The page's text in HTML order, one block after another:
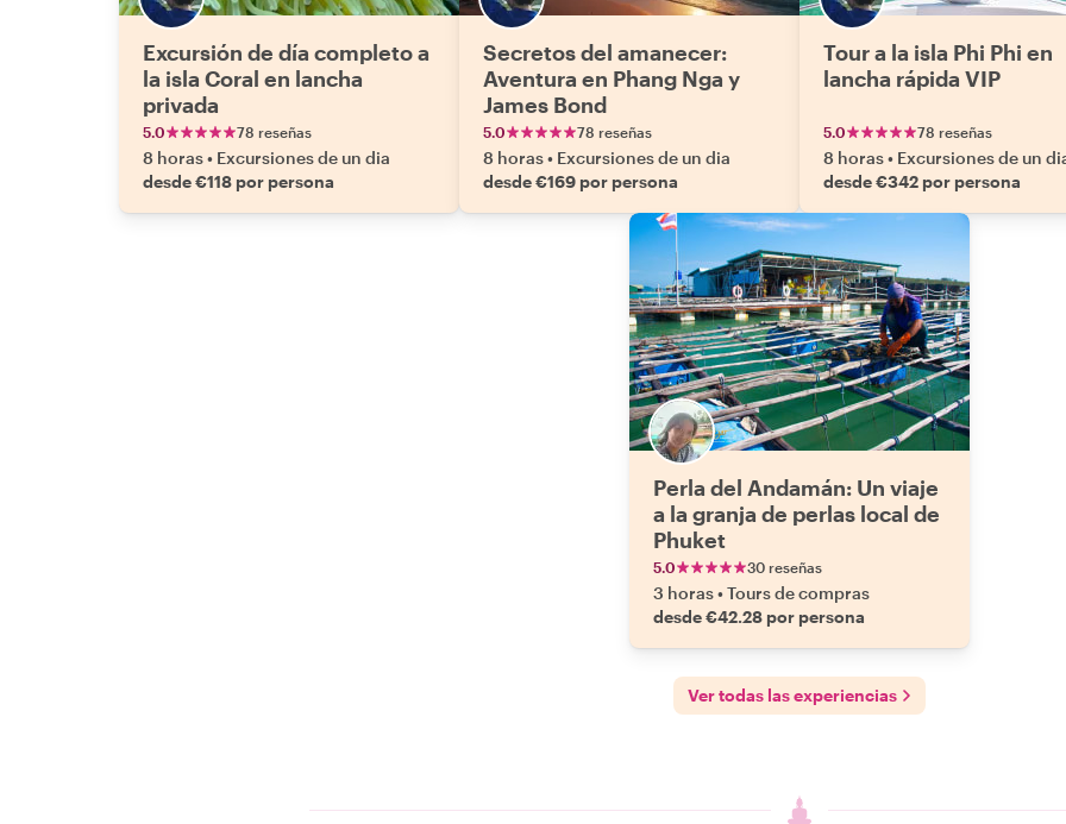
Excursión de día completo a
la isla Coral en lancha
privada
5.0 78 reseñas
8 horas• Excursiones de un dia
desde €118 por persona
Secretos del amanecer:
Aventura en Phang Nga y
James Bond
5.0 78 reseñas
8 horas• Excursiones de un dia
desde €169 por persona
Tour a la isla Phi Phi en
lancha rápida VIP
5.0 78 reseñas
8 horas• Excursiones de un
desde €342 por persona
Perla del Andamán: Un viaje
a la granja de perlas local de
Phuket
5.0 30 reseñas
3 horas•Tours de compras
desde €42.28 por persona
Ver todas las experiencias